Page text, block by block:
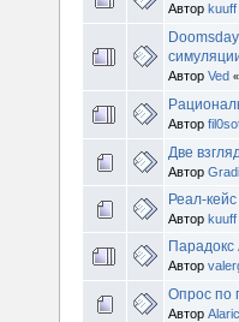
Автор kuuff
Автор Ved «
Автор
Две
Автор
Реал-
Автор kuuff
Парадокс
Автор
Опрос по
Автор Alaric